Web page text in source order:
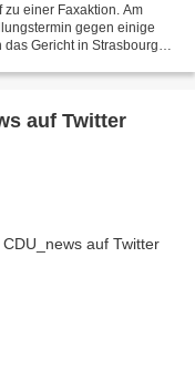
zu einer Faxaktion. Am
gegen einige
Gericht in Strasbourg
auf Twitter